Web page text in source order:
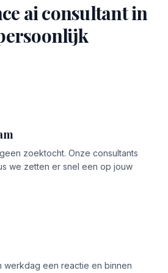
ai consultant in
zoektocht. Onze consultants
we zetten er snel een op jouw
werkdag een reactie en binnen